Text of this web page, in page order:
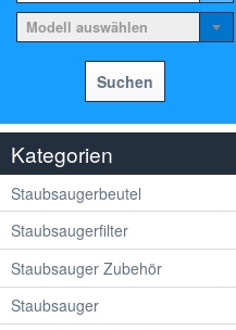
Modell auswählen
Suchen
Kategorien
Staubsaugerbeutel
Staubsaugerfilter
Staubsauger Zubehör
Staubsauger